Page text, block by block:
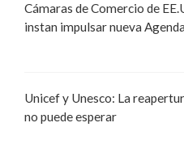
Cámaras de Comercio de
instan impulsar nueva
Unicef y Unesco: La
no puede esperar